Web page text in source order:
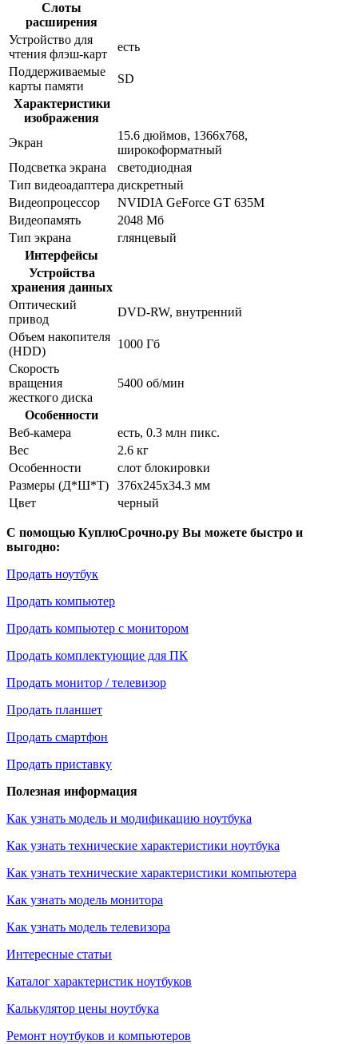
Слоты
расширения
Устройство для
чтения флэш-карт
есть
Поддерживаемые
карты памяти
SD
Характеристики
изображения
Экран
15.6 дюймов, 1366x768,
широкоформатный
Подсветка экрана
светодиодная
Тип видеоадаптера дискретный
Видеопроцессор
NVIDIA GeForce GT 635M
Видеопамять
2048 Мб
Тип экрана
глянцевый
Интерфейсы
Устройства
хранения данных
Оптический
привод
DVD-RW, внутренний
Объем накопителя
(HDD)
1000 Гб
Скорость
вращения
жесткого диска
5400 об/мин
Особенности
Веб-камера
есть, 0.3 млн пикс.
Вес
2.6 кг
Особенности
слот блокировки
Размеры (Д*Ш*Т)
376x245x34.3 мм
Цвет
черный
С помощью КуплюСрочно.ру Вы можете быстро и
выгодно:
Продать ноутбук
Продать компьютер
Продать компьютер с монитором
Продать комплектующие для ПК
Продать монитор / телевизор
Продать планшет
Продать смартфон
Продать приставку
Полезная информация
Как узнать модель и модификацию ноутбука
Как узнать технические характеристики ноутбука
Как узнать технические характеристики компьютера
Как узнать модель монитора
Как узнать модель телевизора
Интересные статьи
Каталог характеристик ноутбуков
Калькулятор цены ноутбука
Ремонт ноутбуков и компьютеров